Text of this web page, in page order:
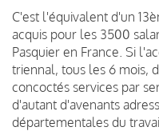
C'est l'équivalent d'un
acquis pour les 3500
Pasquier en France. Si
triennal, tous les 6 mois,
concoctés services par
d'autant d'avenants
départementales du